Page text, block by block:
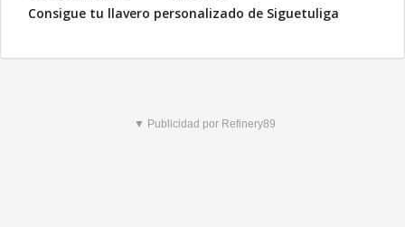
Consigue tu llavero personalizado de Siguetuliga
▼ Publicidad por Refinery89